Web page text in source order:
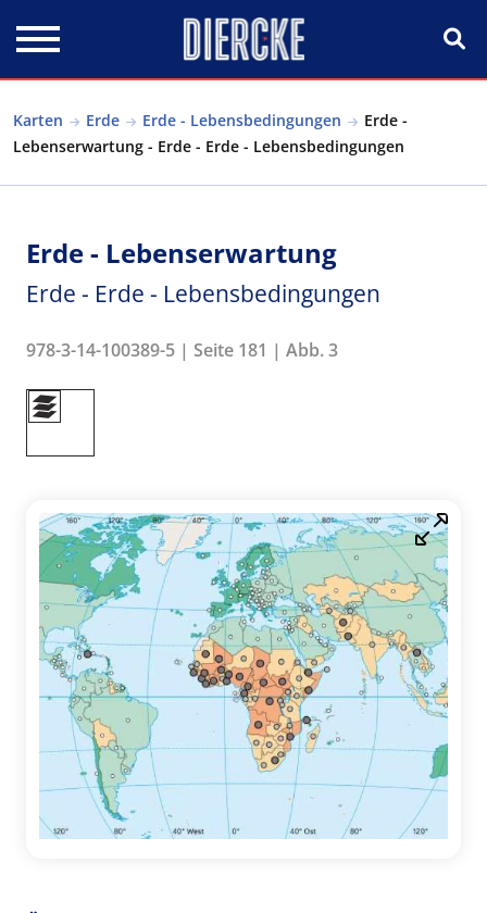
Karten Erde Erde - Lebensbedingungen
Erde -
Lebenserwartung - Erde - Erde - Lebensbedingungen
Erde - Lebenserwartung
Erde - Erde - Lebensbedingungen
978-3-14-100389-5 | Seite 181 | Abb. 3